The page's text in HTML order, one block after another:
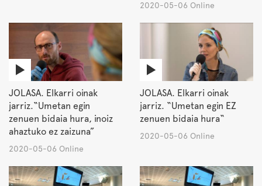
2020-05-06 Online
JOLASA. Elkarri oinak
jarriz.“Umetan egin
zenuen bidaia hura, inoiz
ahaztuko ez zaizuna”
2020-05-06 Online
JOLASA. Elkarri oinak
jarriz. “Umetan egin EZ
zenuen bidaia hura“
2020-05-06 Online